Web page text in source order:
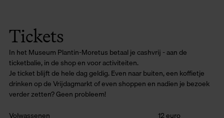
Tickets
In het Museum Plantin-Moretus betaal je cashvrij - aan de
ticketbalie, in de shop en voor activiteiten.
Je ticket blijft de hele dag geldig. Even naar buiten, een koffietje
drinken op de Vrijdagmarkt of even shoppen en nadien je bezoek
verder zetten? Geen probleem!
Volwassenen
12 euro